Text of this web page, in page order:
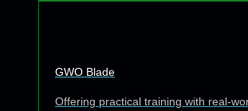
GWO Blade
Offering practical training with real-